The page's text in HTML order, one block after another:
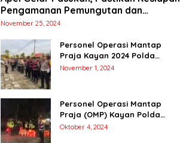
Pengamanan Pemungutan dan
Penghitungan Suara
November 25, 2024
Personel Operasi Mantap
Praja Kayan 2024 Polda
Kaltara Laksanakan
Suara Dalam Rangka Pilkada
2024
November 1, 2024
Personel Operasi Mantap
Praja (OMP) Kayan Polda
Kaltara Laksanakan Pam
Oktober 4, 2024